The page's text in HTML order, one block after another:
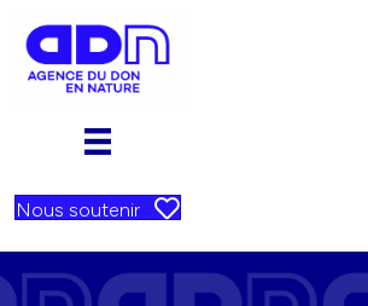
d’outils
Nous soutenir